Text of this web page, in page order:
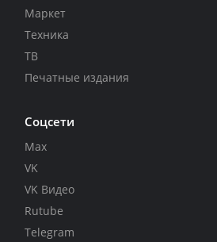
Маркет
Техника
ТВ
Печатные издания
Соцсети
Max
VK
VK Видео
Rutube
Telegram